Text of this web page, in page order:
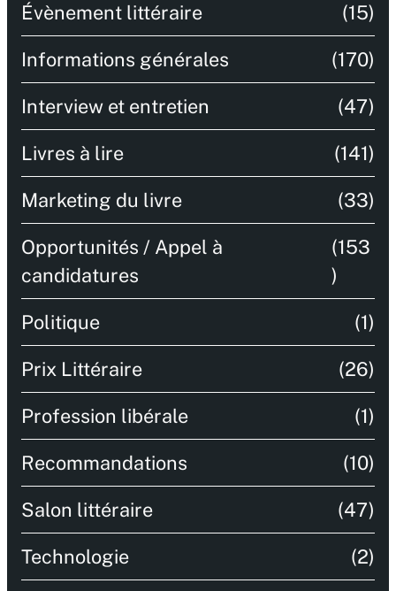
Évènement littéraire (15)
Informations générales (170)
Interview et entretien (47)
Livres à lire (141)
Marketing du livre (33)
Opportunités / Appel à
candidatures
(153
)
Politique (1)
Prix Littéraire (26)
Profession libérale (1)
Recommandations (10)
Salon littéraire (47)
Technologie (2)